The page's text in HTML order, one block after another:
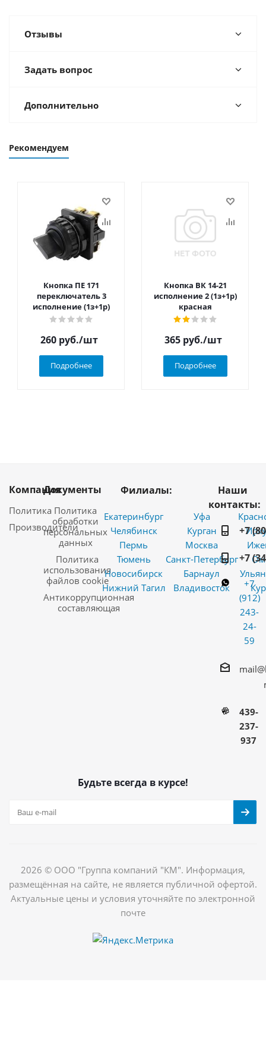
Отзывы
Задать вопрос
Дополнительно
Рекомендуем
Кнопка ПЕ 171
переключатель 3
исполнение (1з+1р)
260 руб./шт
Подробнее
Кнопка ВК 14-21
исполнение 2 (1з+1р)
красная
365 руб./шт
Подробнее
Компания
Политика
Производители
Документы
Политика
обработки
персональных
данных
Политика
использования
файлов cookie
Антикоррупционная
составляющая
Филиалы:
Екатеринбург
Челябинск
Пермь
Тюмень
Новосибирск
Нижний Тагил
Уфа
Курган
Москва
Санкт-Петербург
Барнаул
Владивосток
Наши
контакты:
+7
+7
+7
(912)
243-
24-
59
439-
237-
937
Будьте всегда в курсе!
2026 © ООО "Группа компаний "КМ". Информация,
размещённая на сайте, не является публичной офертой.
Актуальные цены и условия уточняйте по электронной
почте